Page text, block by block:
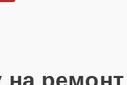
на ремонт